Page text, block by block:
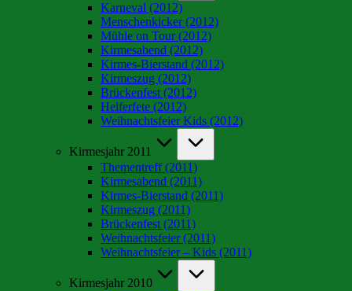
Karneval (2012)
Menschenkicker (2012)
Mühle on Tour (2012)
Kirmesabend (2012)
Kirmes-Bierstand (2012)
Kirmeszug (2012)
Brückenfest (2012)
Helferfete (2012)
Weihnachtsfeier Kids (2012)
Kirmesjahr 2011
Thementreff (2011)
Kirmesabend (2011)
Kirmes-Bierstand (2011)
Kirmeszug (2011)
Brückenfest (2011)
Weihnachtsfeier (2011)
Weihnachtsfeier – Kids (2011)
Kirmesjahr 2010